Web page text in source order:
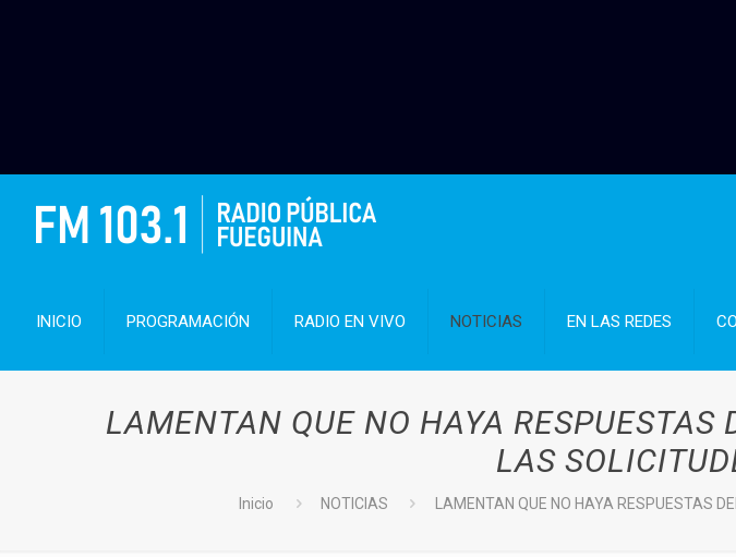
INICIO PROGRAMACIÓN RADIO EN VIVO NOTICIAS EN LAS REDES
LAMENTAN QUE NO HAYA
LAS
Inicio NOTICIAS LAMENTAN QUE NO HAYA RESPUESTAS